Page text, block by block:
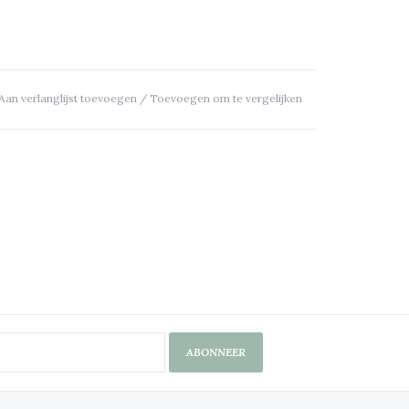
Aan verlanglijst toevoegen / Toevoegen om te vergelijken
ABONNEER